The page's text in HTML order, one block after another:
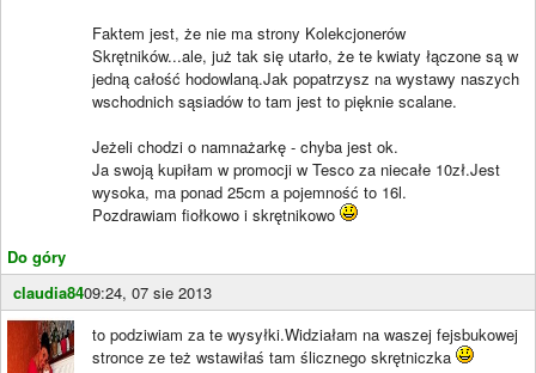
Do góry
Faktem jest, że nie ma strony Kolekcjonerów
Skrętników...ale, już tak się utarło, że te kwiaty łączone są w
jedną całość hodowlaną.Jak popatrzysz na wystawy naszych
wschodnich sąsiadów to tam jest to pięknie scalane.
Jeżeli chodzi o namnażarkę - chyba jest ok.
Ja swoją kupiłam w promocji w Tesco za niecałe 10zł.Jest
wysoka, ma ponad 25cm a pojemność to 16l.
Pozdrawiam fiołkowo i skrętnikowo
claudia8409:24, 07 sie 2013
to podziwiam za te wysyłki.Widziałam na waszej fejsbukowej
stronce ze też wstawiłaś tam ślicznego skrętniczka